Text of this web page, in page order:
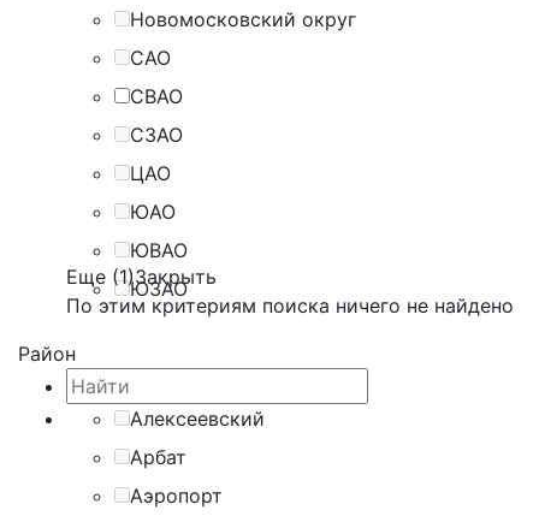
Новомосковский округ
САО
СВАО
СЗАО
ЦАО
ЮАО
ЮВАО
ЮЗАО
Еще (1)Закрыть
По этим критериям поиска ничего не найдено
Район
Алексеевский
Арбат
Аэропорт